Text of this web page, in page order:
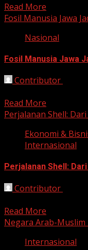
Read More
Fosil Manusia Jawa
Nasional
Fosil Manusia Jawa
Contributor
Read More
Perjalanan Shell:
Ekonomi &
Internasional
Perjalanan Shell:
Contributor
Read More
Negara Arab-Muslim
Internasional